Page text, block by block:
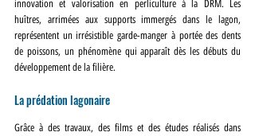
innovation et valorisation en perliculture à la DRM. Les
huîtres, arrimées aux supports immergés dans le lagon,
représentent un irrésistible garde-manger à portée des dents
de poissons, un phénomène qui apparaît dès les débuts du
développement de la filière.
La prédation lagonaire
Grâce à des travaux, des films et des études réalisés dans